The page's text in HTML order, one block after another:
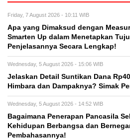
Friday, 7 August 2026 - 10:11 WIB
Apa yang Dimaksud dengan
Smarten Up dalam Menetapkan
Penjelasannya Secara Lengkap!
Wednesday, 5 August 2026 - 15:06 WIB
Jelaskan Detail Suntikan Dana
Himbara dan Dampaknya? Simak
Wednesday, 5 August 2026 - 14:52 WIB
Bagaimana Penerapan Pancasila
Kehidupan Berbangsa dan
Pembahasannya!